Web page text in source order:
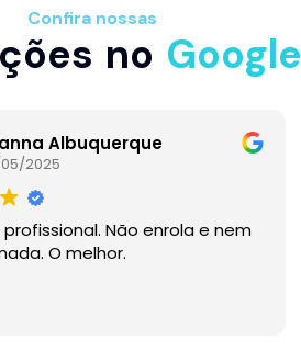
Confira nossas
no Google
Albuquerque
05/2025
Não enrola e nem
O melhor.